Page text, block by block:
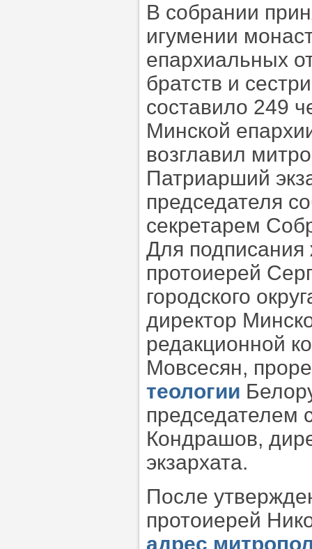
В собрании
игумении
епархиальных
братств и
составило 249
Минской
возглавил
Патриарший
председателя
секретарем
Для
протоиерей
городского
директор
редакционной
Мовсесян,
теологии
председателем
Кондрашов,
экзархата.
После
протоиерей
адрес